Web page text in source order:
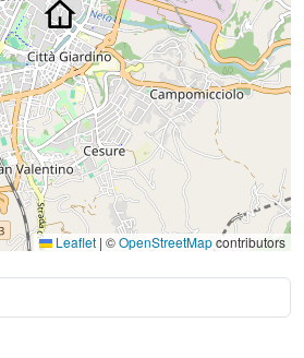
Leaflet | ©OpenStreetMapcontributors